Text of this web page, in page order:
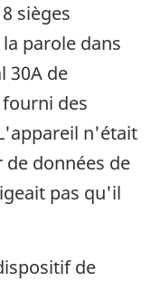
sièges
parole dans
30A de
des
n'était
données de
pas qu'il
de